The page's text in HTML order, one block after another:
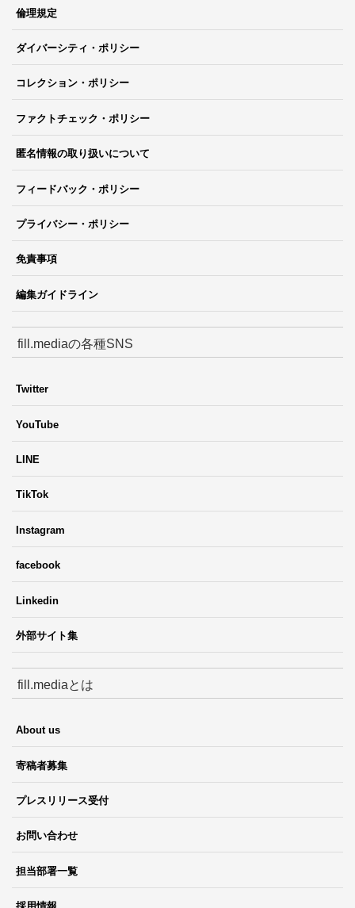
倫理規定
ダイバーシティ・ポリシー
コレクション・ポリシー
ファクトチェック・ポリシー
匿名情報の取り扱いについて
フィードバック・ポリシー
プライバシー・ポリシー
免責事項
編集ガイドライン
fill.mediaの各種SNS
Twitter
YouTube
LINE
TikTok
Instagram
facebook
Linkedin
外部サイト集
fill.mediaとは
About us
寄稿者募集
プレスリリース受付
お問い合わせ
担当部署一覧